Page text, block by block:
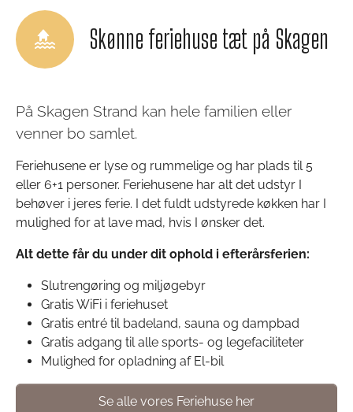
Skønne feriehuse tæt på Skagen
På Skagen Strand kan hele familien eller
venner bo samlet.
Feriehusene er lyse og rummelige og har plads til 5
eller 6+1 personer. Feriehusene har alt det udstyr I
behøver i jeres ferie. I det fuldt udstyrede køkken har I
mulighed for at lave mad, hvis I ønsker det.
Alt dette får du under dit ophold i efterårsferien:
Slutrengøring og miljøgebyr
Gratis WiFi i feriehuset
Gratis entré til badeland, sauna og dampbad
Gratis adgang til alle sports- og legefaciliteter
Mulighed for opladning af El-bil
Se alle vores Feriehuse her